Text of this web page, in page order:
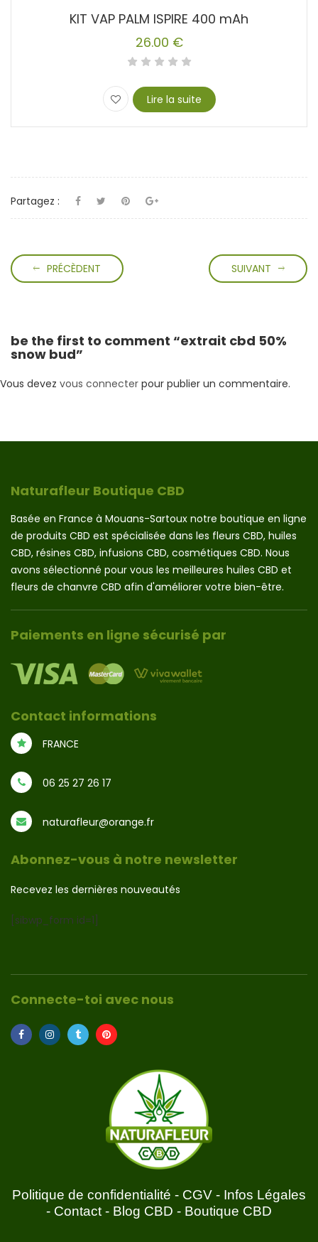
KIT VAP PALM ISPIRE 400 mAh
26.00 €
Lire la suite
Partagez :
PRÉCÈDENT SUIVANT
be the first to comment “extrait cbd 50%
snow bud”
Vous devez vous connecter pour publier un commentaire.
Naturafleur Boutique CBD
Basée en France à Mouans-Sartoux notre boutique en ligne
de produits CBD est spécialisée dans les fleurs CBD, huiles
CBD, résines CBD, infusions CBD, cosmétiques CBD. Nous
avons sélectionné pour vous les meilleures huiles CBD et
fleurs de chanvre CBD afin d'améliorer votre bien-être.
Paiements en ligne sécurisé par
Contact informations
FRANCE
06 25 27 26 17
naturafleur@orange.fr
Abonnez-vous à notre newsletter
Recevez les dernières nouveautés
[sibwp_form id=1]
Connecte-toi avec nous
Politique de confidentialité - CGV - Infos Légales
- Contact - Blog CBD - Boutique CBD